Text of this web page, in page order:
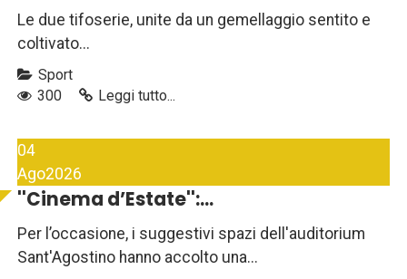
Le due tifoserie, unite da un gemellaggio sentito e
coltivato...
Sport
300
Leggi tutto...
04
Ago2026
''Cinema d’Estate'':...
Per l’occasione, i suggestivi spazi dell'auditorium
Sant'Agostino hanno accolto una...